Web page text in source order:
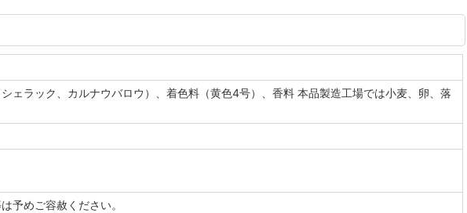
ラック、カルナウバロウ）、着色料（黄色4号）、香料 本品製造工場では小麦、卵、落
予めご容赦ください。